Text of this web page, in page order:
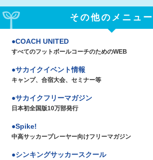
その他のメニュー
COACH UNITED
すべてのフットボールコーチのためのWEB
サカイクイベント情報
キャンプ、合宿大会、セミナー等
サカイクフリーマガジン
日本初全国版10万部発行
Spike!
中高サッカープレーヤー向けフリーマガジン
シンキングサッカースクール